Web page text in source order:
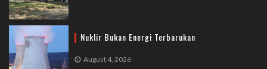
Nuklir Bukan Energi Terbarukan
August 4, 2026